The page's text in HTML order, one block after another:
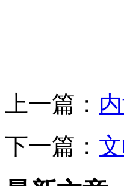
上一篇：
下一篇：